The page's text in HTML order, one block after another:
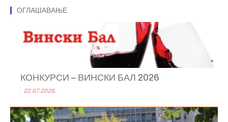
ОГЛАШАВАЊЕ
КОНКУРСИ – ВИНСКИ БАЛ 2026
22.07.2026.